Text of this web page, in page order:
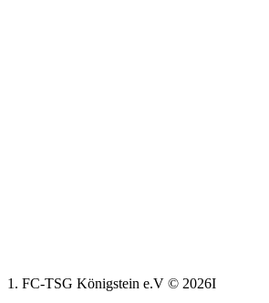
1. FC-TSG Königstein e.V © 2026I